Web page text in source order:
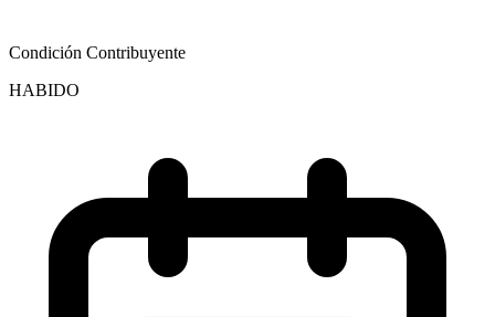
Condición Contribuyente
HABIDO